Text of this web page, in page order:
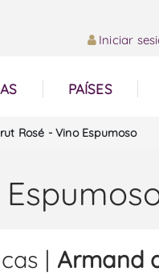
Iniciar
PAÍSES
Rosé - Vino Espumoso
| Armand